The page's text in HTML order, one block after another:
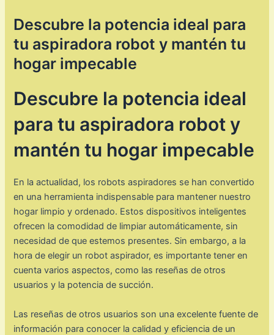
Descubre la potencia ideal para
tu aspiradora robot y mantén tu
hogar impecable
Descubre la potencia ideal
para tu aspiradora robot y
mantén tu hogar impecable
En la actualidad, los robots aspiradores se han convertido
en una herramienta indispensable para mantener nuestro
hogar limpio y ordenado. Estos dispositivos inteligentes
ofrecen la comodidad de limpiar automáticamente, sin
necesidad de que estemos presentes. Sin embargo, a la
hora de elegir un robot aspirador, es importante tener en
cuenta varios aspectos, como las reseñas de otros
usuarios y la potencia de succión.
Las reseñas de otros usuarios son una excelente fuente de
información para conocer la calidad y eficiencia de un